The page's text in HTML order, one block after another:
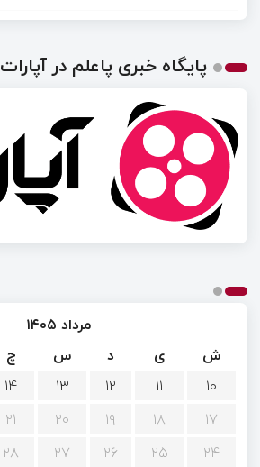
پایگاه خبری پاعلم در آپارات
مرداد ۱۴۰۵
ش
ی د س چ
۱۰
۱۱ ۱۲ ۱۳ ۱۴
۱۷
۱۸ ۱۹ ۲۰ ۲۱
۲۴
۲۵ ۲۶ ۲۷ ۲۸